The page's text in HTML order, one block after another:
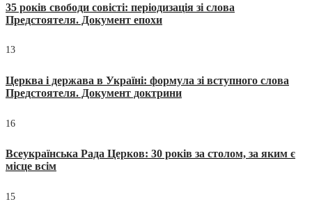
35 років свободи совісті: періодизація зі слова
Предстоятеля. Документ епохи
13
Церква і держава в Україні: формула зі вступного слова
Предстоятеля. Документ доктрини
16
Всеукраїнська Рада Церков: 30 років за столом, за яким є
місце всім
15